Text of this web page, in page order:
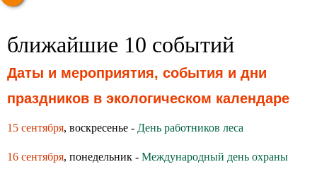
ближайшие 10 событий
Даты и мероприятия, события и дни
праздников в экологическом календаре
15 сентября, воскресенье - День работников леса
16 сентября, понедельник - Международный день охраны